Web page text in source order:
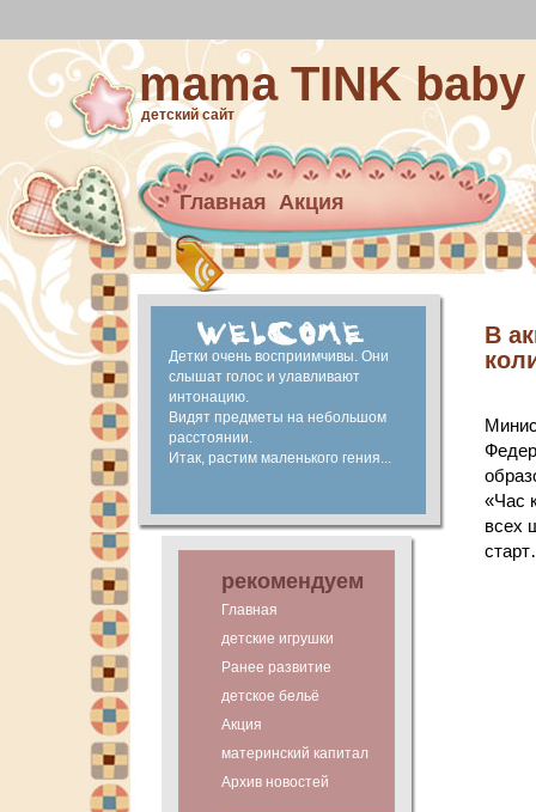
mama TINK baby
детский сайт
Главная Акция
Архив новостей
материнский капитал
Ранее развитие
Детки очень восприимчивы. Они
слышат голос и улавливают
интонацию.
Видят предметы на небольшом
расстоянии.
Итак, растим маленького гения...
рекомендуем
Главная
детские игрушки
Ранее развитие
детское бельё
Акция
материнский капитал
Архив новостей
В
«Час
всех